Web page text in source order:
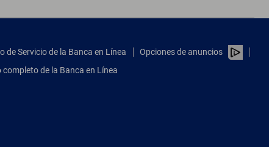
de Servicio de la Banca en Línea
Opciones de anuncios
completo de la Banca en Línea